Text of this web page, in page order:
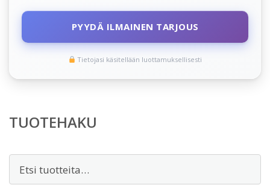
PYYDÄ ILMAINEN TARJOUS
Tietojasi käsitellään luottamuksellisesti
TUOTEHAKU